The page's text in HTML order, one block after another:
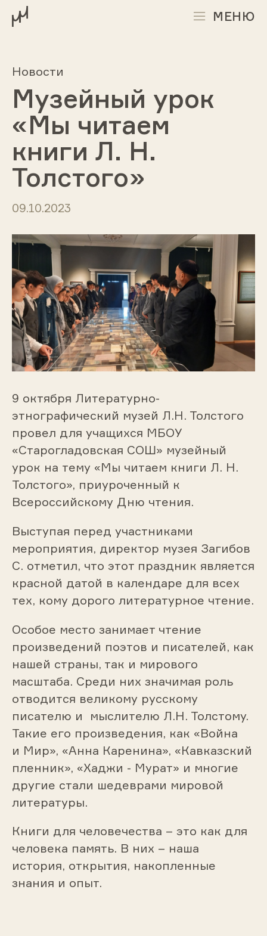
МЕНЮ
Новости
Музейный урок
«Мы читаем
книги Л. Н.
Толстого»
09.10.2023
9 октября Литературно-
этнографический музей Л.Н. Толстого
провел для учащихся МБОУ
«Старогладовская СОШ» музейный
урок на тему «Мы читаем книги Л. Н.
Толстого», приуроченный к
Всероссийскому Дню чтения.
Выступая перед участниками
мероприятия, директор музея Загибов
С. отметил, что этот праздник является
красной датой в календаре для всех
тех, кому дорого литературное чтение.
Особое место занимает чтение
произведений поэтов и писателей, как
нашей страны, так и мирового
масштаба. Среди них значимая роль
отводится великому русскому
писателю и мыслителю Л.Н. Толстому.
Такие его произведения, как «Война
и Мир», «Анна Каренина», «Кавказский
пленник», «Хаджи - Мурат» и многие
другие стали шедеврами мировой
литературы.
Книги для человечества – это как для
человека память. В них – наша
история, открытия, накопленные
знания и опыт.